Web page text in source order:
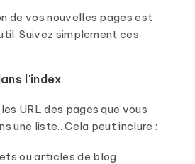
de vos nouvelles pages est
Suivez simplement ces
l'index
URL des pages que vous
une liste.. Cela peut inclure :
ou articles de blog